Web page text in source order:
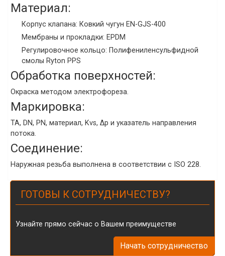
Материал:
Корпус клапана: Ковкий чугун EN-GJS-400
Мембраны и прокладки: EPDM
Регулировочное кольцо: Полифениленсульфидной
смолы Ryton PPS
Обработка поверхностей:
Окраска методом электрофореза.
Маркировка:
TA, DN, PN, материал, Kvs, Δp и указатель направления
потока.
Соединение:
Наружная резьба выполнена в соответствии с ISO 228.
ГОТОВЫ К СОТРУДНИЧЕСТВУ?
Узнайте прямо сейчас о Вашем преимуществе
Начать сотрудничество